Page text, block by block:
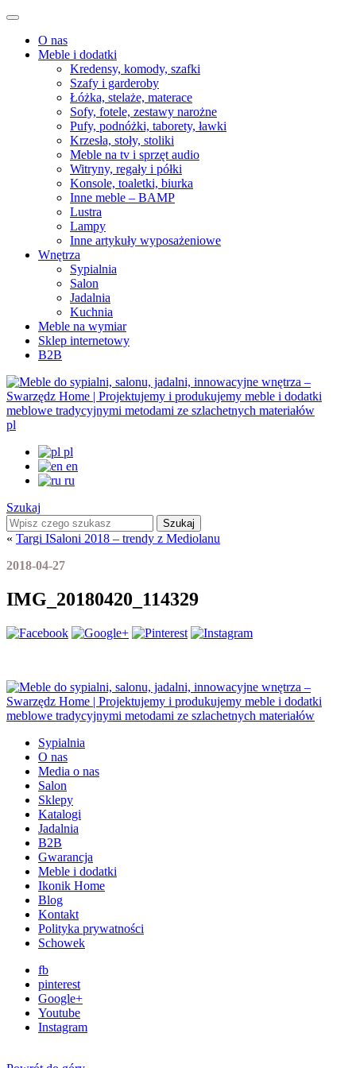
O nas
Meble i dodatki
Kredensy, komody, szafki
Szafy i garderoby
Łóżka, stelaże, materace
Sofy, fotele, zestawy narożne
Pufy, podnóżki, taborety, ławki
Krzesła, stoły, stoliki
Meble na tv i sprzęt audio
Witryny, regały i półki
Konsole, toaletki, biurka
Inne meble – BAMP
Lustra
Lampy
Inne artykuły wyposażeniowe
Wnętrza
Sypialnia
Salon
Jadalnia
Kuchnia
Meble na wymiar
Sklep internetowy
B2B
pl
pl
en
ru
Szukaj
Szukaj
« Targi ISaloni 2018 – trendy z Mediolanu
2018-04-27
IMG_20180420_114329
Sypialnia
O nas
Media o nas
Salon
Sklepy
Katalogi
Jadalnia
B2B
Gwarancja
Meble i dodatki
Ikonik Home
Blog
Kontakt
Polityka prywatności
Schowek
fb
pinterest
Google+
Youtube
Instagram